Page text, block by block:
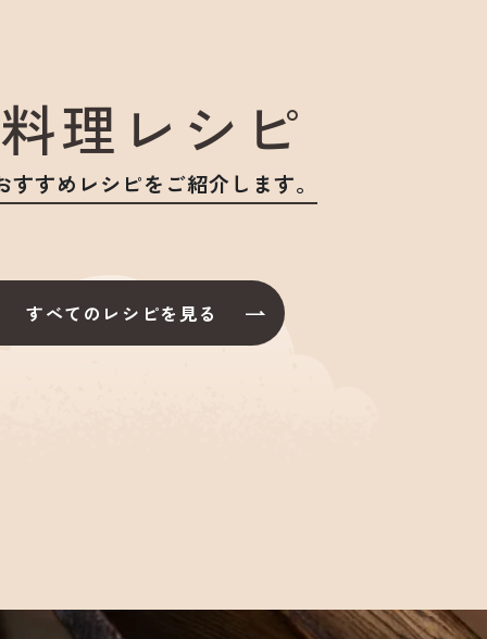
理レシピ
すすめレシピをご紹介します。
すべてのレシピを見る